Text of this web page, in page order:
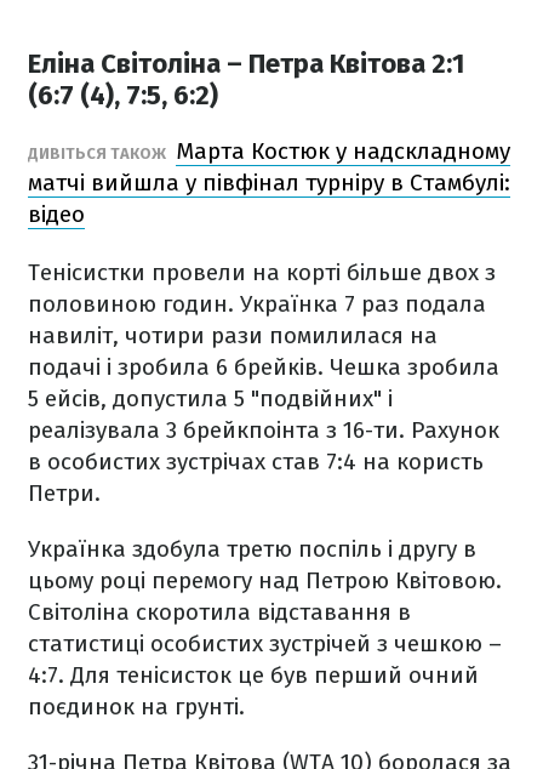
Еліна Світоліна – Петра Квітова 2:1
(6:7 (4), 7:5, 6:2)
ДИВІТЬСЯ ТАКОЖ Марта Костюк у надскладному
матчі вийшла у півфінал турніру в Стамбулі:
відео
Тенісистки провели на корті більше двох з
половиною годин. Українка 7 раз подала
навиліт, чотири рази помилилася на
подачі і зробила 6 брейків. Чешка зробила
5 ейсів, допустила 5 "подвійних" і
реалізувала 3 брейкпоінта з 16-ти. Рахунок
в особистих зустрічах став 7:4 на користь
Петри.
Українка здобула третю поспіль і другу в
цьому році перемогу над Петрою Квітовою.
Світоліна скоротила відставання в
статистиці особистих зустрічей з чешкою –
4:7. Для тенісисток це був перший очний
поєдинок на грунті.
31-річна Петра Квітова (WTA 10) боролася за